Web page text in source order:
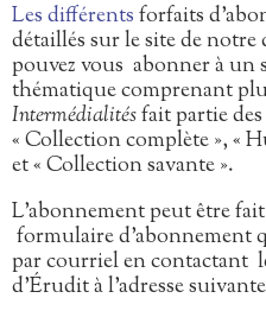
Les différentsforfaits
détaillés sur le site de
pouvez vous abonner à
thématique comprenant
Intermédialitésfait partie
« Collection complète », «
et « Collection savante ».
L’abonnement peut être
formulaire d’abonnement
par courriel en contactant
d’Érudit à l’adresse